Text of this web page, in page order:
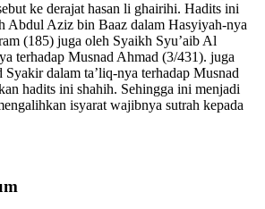
di atas sudah cukup mengangkat derajat
ke derajat hasan li ghairihi. Hadits ini
Abdul Aziz bin Baaz dalam Hasyiyah-nya
(185) juga oleh Syaikh Syu’aib Al
terhadap Musnad Ahmad (3/431). juga
dalam ta’liq-nya terhadap Musnad
hadits ini shahih. Sehingga ini menjadi
isyarat wajibnya sutrah kepada